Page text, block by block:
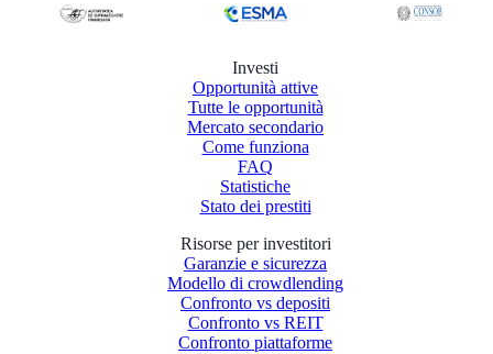
Investi
Opportunità attive
Tutte le opportunità
Mercato secondario
Come funziona
FAQ
Statistiche
Stato dei prestiti
Risorse per investitori
Garanzie e sicurezza
Modello di crowdlending
Confronto vs depositi
Confronto vs REIT
Confronto piattaforme